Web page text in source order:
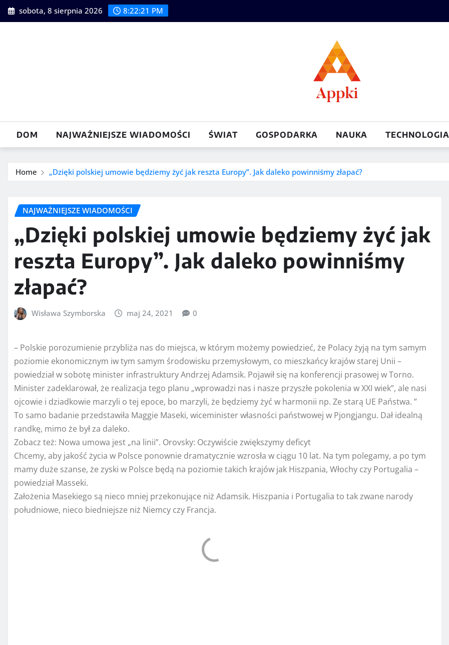
Skip
to
sobota, 8 sierpnia 2026 8:22:22 PM
DOM NAJWAŻNIEJSZE WIADOMOŚCI ŚWIAT GOSPODARKA NAUKA TECHNOLOGIA
Home „Dzięki polskiej umowie będziemy żyć jak reszta Europy”. Jak daleko powinniśmy złapać?
NAJWAŻNIEJSZE WIADOMOŚCI
„Dzięki polskiej umowie będziemy żyć jak
reszta Europy”. Jak daleko powinniśmy
złapać?
Wisława Szymborska maj 24, 2021 0
– Polskie porozumienie przybliża nas do miejsca, w którym możemy powiedzieć, że Polacy żyją na tym samym
poziomie ekonomicznym iw tym samym środowisku przemysłowym, co mieszkańcy krajów starej Unii –
powiedział w sobotę minister infrastruktury Andrzej Adamsik. Pojawił się na konferencji prasowej w Torno.
Minister zadeklarował, że realizacja tego planu „wprowadzi nas i nasze przyszłe pokolenia w XXI wiek”, ale nasi
ojcowie i dziadkowie marzyli o tej epoce, bo marzyli, że będziemy żyć w harmonii np. Ze starą UE Państwa. ”
To samo badanie przedstawiła Maggie Maseki, wiceminister własności państwowej w Pjongjangu. Dał idealną
randkę, mimo że był za daleko.
Zobacz też: Nowa umowa jest „na linii”. Orovsky: Oczywiście zwiększymy deficyt
Chcemy, aby jakość życia w Polsce ponownie dramatycznie wzrosła w ciągu 10 lat. Na tym polegamy, a po tym
mamy duże szanse, że zyski w Polsce będą na poziomie takich krajów jak Hiszpania, Włochy czy Portugalia –
powiedział Masseki.
Założenia Masekiego są nieco mniej przekonujące niż Adamsik. Hiszpania i Portugalia to tak zwane narody
południowe, nieco biedniejsze niż Niemcy czy Francja.